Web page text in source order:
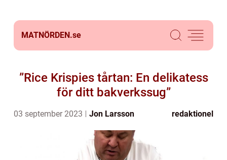
MATNÖRDEN.se
”Rice Krispies tårtan: En delikatess
för ditt bakverkssug”
03 september 2023 Jon Larsson redaktionel